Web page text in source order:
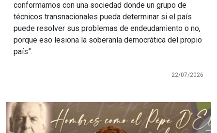
conformamos con una sociedad donde un grupo de
técnicos transnacionales pueda determinar si el país
puede resolver sus problemas de endeudamiento o no,
porque eso lesiona la soberanía democrática del propio
país”.
22/07/2026
Imagen